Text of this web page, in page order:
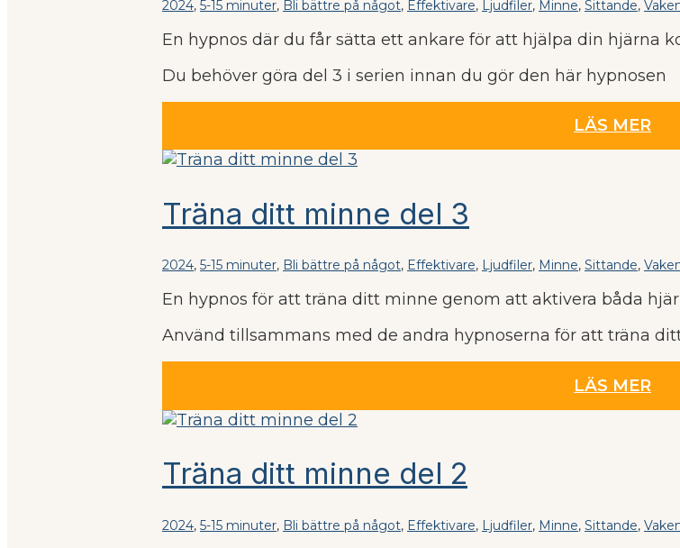
2024, 5-15 minuter, Bli bättre på något, Effektivare, Ljudfiler, Minne, Sittande,
En hypnos där du får sätta ett ankare för att hjälpa din hjärna
Du behöver göra del 3 i serien innan du gör den här hypnosen
LÄS MER
Träna ditt minne del 3
2024, 5-15 minuter, Bli bättre på något, Effektivare, Ljudfiler, Minne, Sittande,
En hypnos för att träna ditt minne genom att aktivera båda
Använd tillsammans med de andra hypnoserna för att träna
LÄS MER
Träna ditt minne del 2
2024, 5-15 minuter, Bli bättre på något, Effektivare, Ljudfiler, Minne, Sittande,